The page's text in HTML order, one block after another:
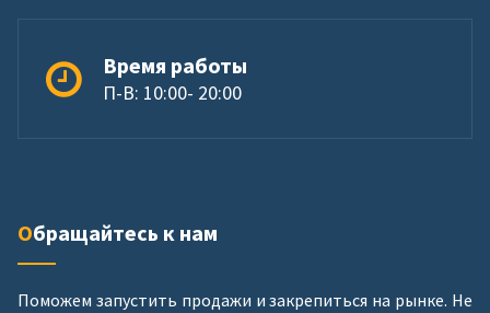
Время работы
П-В: 10:00- 20:00
Обращайтесь к нам
Поможем запустить продажи и закрепиться на рынке. Не